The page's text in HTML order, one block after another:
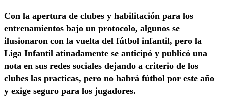
Con la apertura de clubes y habilitación para los
entrenamientos bajo un protocolo, algunos se
ilusionaron con la vuelta del fútbol infantil, pero la
Liga Infantil atinadamente se anticipó y publicó una
nota en sus redes sociales dejando a criterio de los
clubes las practicas, pero no habrá fútbol por este año
y exige seguro para los jugadores.